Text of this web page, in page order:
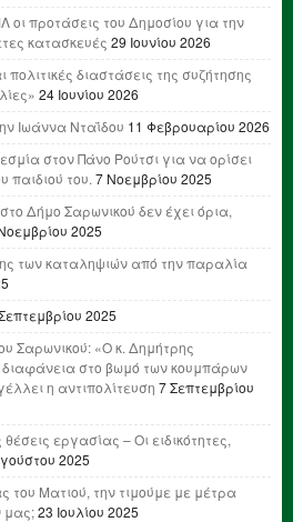
προτάσεις του Δημοσίου για την
κατασκευές 29 Ιουνίου 2026
διαστάσεις της συζήτησης
24 Ιουνίου 2026
Ιωάννα Νταΐδου 11 Φεβρουαρίου 2026
στον Πάνο Ρούτσι για να ορίσει
παιδιού του. 7 Νοεμβρίου 2025
Δήμο Σαρωνικού δεν έχει όρια,
2025
των καταληψιών από την παραλία
2025
Σαρωνικού: «Ο κ. Δημήτρης
στο βωμό των κουμπάρων
η αντιπολίτευση 7 Σεπτεμβρίου
εργασίας – Οι ειδικότητες,
2025
του Ματιού, την τιμούμε με μέτρα
μας;23 Ιουλίου 2025